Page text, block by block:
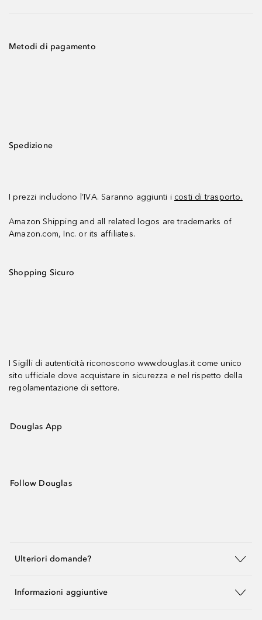
Metodi di pagamento
Spedizione
I prezzi includono l’IVA. Saranno aggiunti i costi di trasporto.
Amazon Shipping and all related logos are trademarks of
Amazon.com, Inc. or its affiliates.
Shopping Sicuro
I Sigilli di autenticità riconoscono www.douglas.it come unico
sito ufficiale dove acquistare in sicurezza e nel rispetto della
regolamentazione di settore.
Douglas App
Follow Douglas
Ulteriori domande?
Informazioni aggiuntive